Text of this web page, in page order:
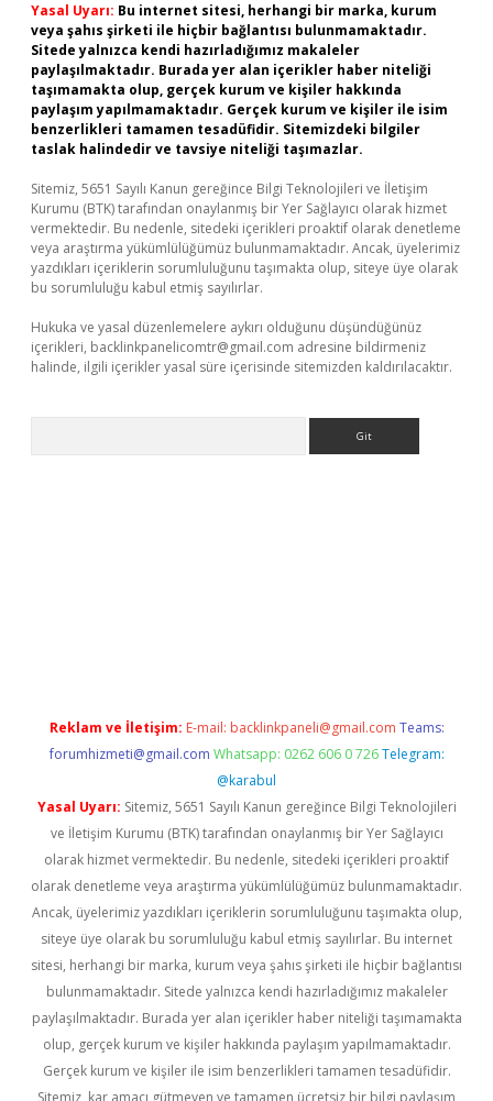
Yasal Uyarı: Bu internet sitesi, herhangi bir marka, kurum
veya şahıs şirketi ile hiçbir bağlantısı bulunmamaktadır.
Sitede yalnızca kendi hazırladığımız makaleler
paylaşılmaktadır. Burada yer alan içerikler haber niteliği
taşımamakta olup, gerçek kurum ve kişiler hakkında
paylaşım yapılmamaktadır. Gerçek kurum ve kişiler ile isim
benzerlikleri tamamen tesadüfidir. Sitemizdeki bilgiler
taslak halindedir ve tavsiye niteliği taşımazlar.
Sitemiz, 5651 Sayılı Kanun gereğince Bilgi Teknolojileri ve İletişim
Kurumu (BTK) tarafından onaylanmış bir Yer Sağlayıcı olarak hizmet
vermektedir. Bu nedenle, sitedeki içerikleri proaktif olarak denetleme
veya araştırma yükümlülüğümüz bulunmamaktadır. Ancak, üyelerimiz
yazdıkları içeriklerin sorumluluğunu taşımakta olup, siteye üye olarak
bu sorumluluğu kabul etmiş sayılırlar.
Hukuka ve yasal düzenlemelere aykırı olduğunu düşündüğünüz
içerikleri, backlinkpanelicomtr@gmail.com adresine bildirmeniz
halinde, ilgili içerikler yasal süre içerisinde sitemizden kaldırılacaktır.
Reklam ve İletişim: E-mail: backlinkpaneli@gmail.com Teams:
forumhizmeti@gmail.com Whatsapp: 0262 606 0 726 Telegram:
@karabul
Yasal Uyarı: Sitemiz, 5651 Sayılı Kanun gereğince Bilgi Teknolojileri
ve İletişim Kurumu (BTK) tarafından onaylanmış bir Yer Sağlayıcı
olarak hizmet vermektedir. Bu nedenle, sitedeki içerikleri proaktif
olarak denetleme veya araştırma yükümlülüğümüz bulunmamaktadır.
Ancak, üyelerimiz yazdıkları içeriklerin sorumluluğunu taşımakta olup,
siteye üye olarak bu sorumluluğu kabul etmiş sayılırlar. Bu internet
sitesi, herhangi bir marka, kurum veya şahıs şirketi ile hiçbir bağlantısı
bulunmamaktadır. Sitede yalnızca kendi hazırladığımız makaleler
paylaşılmaktadır. Burada yer alan içerikler haber niteliği taşımamakta
olup, gerçek kurum ve kişiler hakkında paylaşım yapılmamaktadır.
Gerçek kurum ve kişiler ile isim benzerlikleri tamamen tesadüfidir.
Sitemiz, kar amacı gütmeyen ve tamamen ücretsiz bir bilgi paylaşım